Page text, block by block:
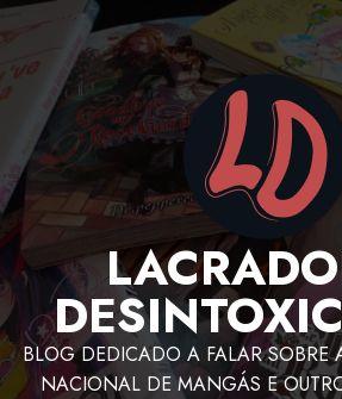
BLOG DEDICADO A FALAR SOBRE
NACIONAL DE MANGÁS E